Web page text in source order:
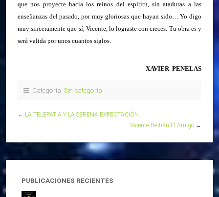
que nos proyecte hacia los reinos del espíritu, sin ataduras a las
enseñanzas del pasado, por muy gloriosas que hayan sido… Yo digo
muy sinceramente que sí, Vicente, lo lograste con creces. Tu obra es y
será valida por unos cuantos siglos.
XAVIER PENELAS
Categoría: Sin categoría
← LA TELEPATIA Y LA SERENA EXPECTACIÓN
Vicente Beltrán El Amigo →
PUBLICACIONES RECIENTES